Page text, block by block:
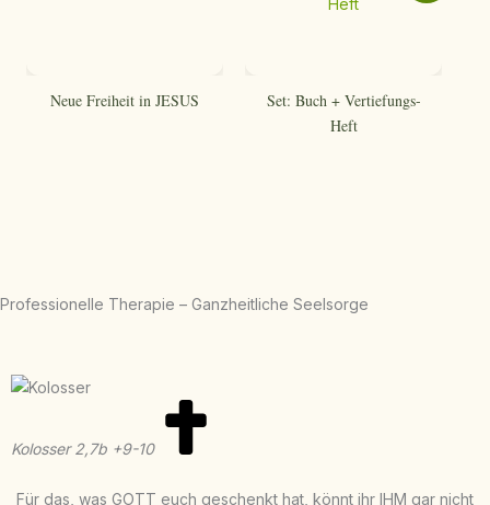
Neue Freiheit in JESUS​
Set: Buch + Vertiefungs-
Heft
Professionelle Therapie – Ganzheitliche Seelsorge
Kolosser 2,7b +9-10
Für das, was GOTT euch geschenkt hat, könnt ihr IHM gar nicht